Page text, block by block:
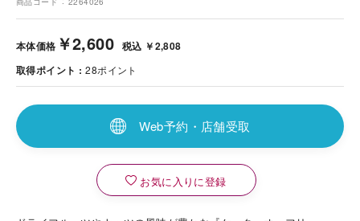
本体価格 ￥2,600 税込 ￥2,808
取得ポイント
28ポイント
Web予約・店舗受取
お気に入りに登録